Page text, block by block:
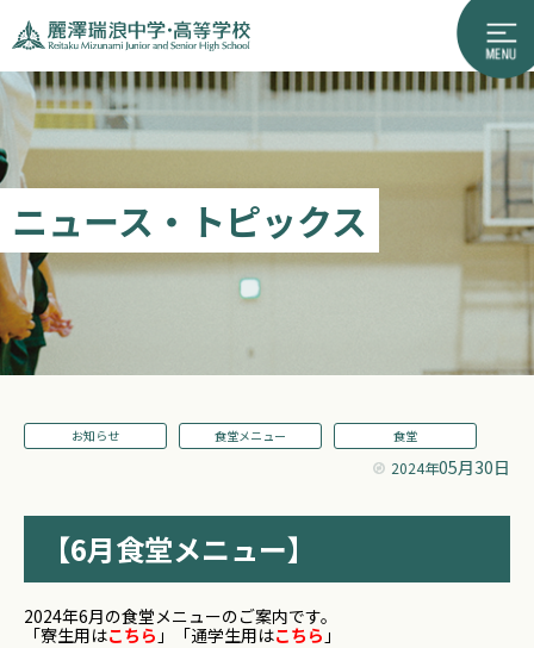
ニュース・トピックス
お知らせ 食堂メニュー 食堂
2024年05月30日
【6月食堂メニュー】
2024年6月の食堂メニューのご案内です。
「寮生用はこちら 」「通学生用はこちら 」